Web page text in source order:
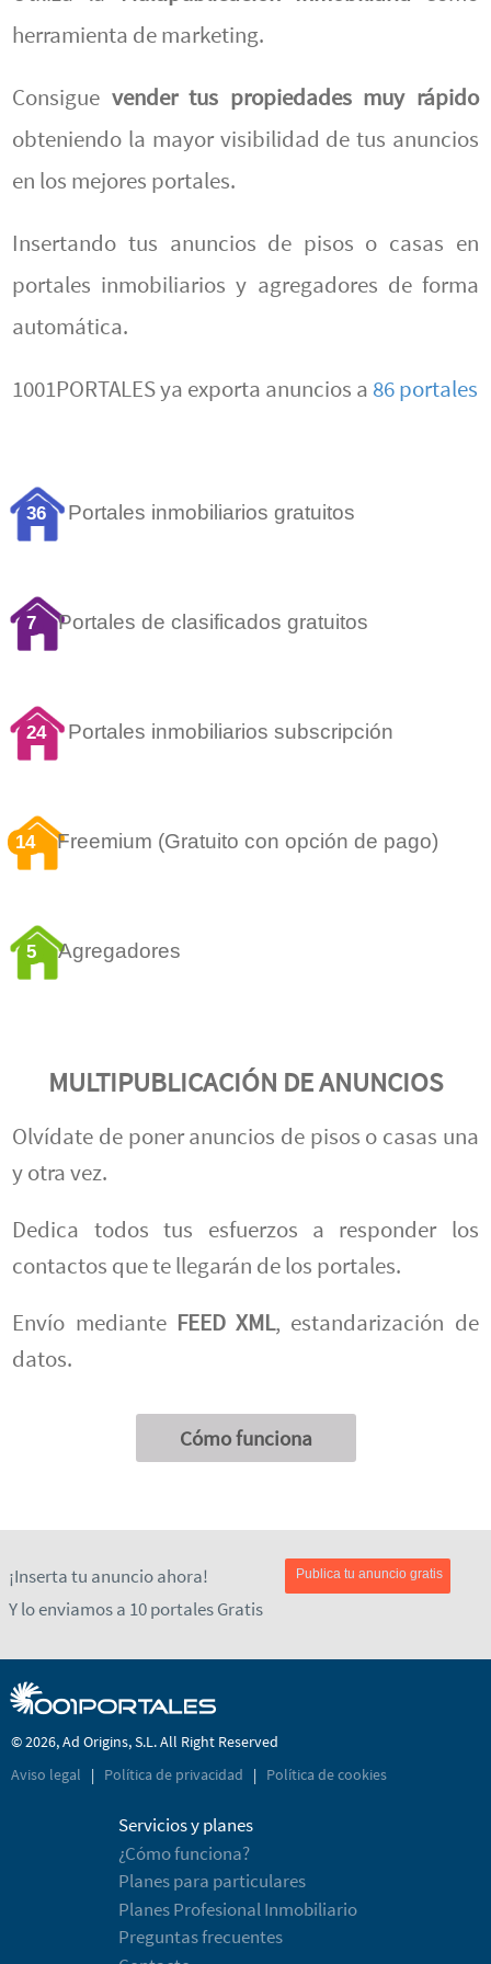
herramienta de marketing.
Consigue vender tus propiedades muy rápido
obteniendo la mayor visibilidad de tus anuncios
en los mejores portales.
Insertando tus anuncios de pisos o casas en
portales inmobiliarios y agregadores de forma
automática.
1001PORTALES ya exporta anuncios a 86 portales
36 Portales inmobiliarios gratuitos
7 Portales de clasificados gratuitos
24 Portales inmobiliarios subscripción
14 Freemium (Gratuito con opción de pago)
5 Agregadores
MULTIPUBLICACIÓN DE ANUNCIOS
Olvídate de poner anuncios de pisos o casas una
y otra vez.
Dedica todos tus esfuerzos a responder los
contactos que te llegarán de los portales.
Envío mediante FEED XML, estandarización de
datos.
Cómo funciona
¡Inserta tu anuncio ahora!
Y lo enviamos a 10 portales Gratis
Publica tu anuncio gratis
© 2026, Ad Origins, S.L. All Right Reserved
Aviso legal
| Política de privacidad | Política de cookies
Servicios y planes
¿Cómo funciona?
Planes para particulares
Planes Profesional Inmobiliario
Preguntas frecuentes